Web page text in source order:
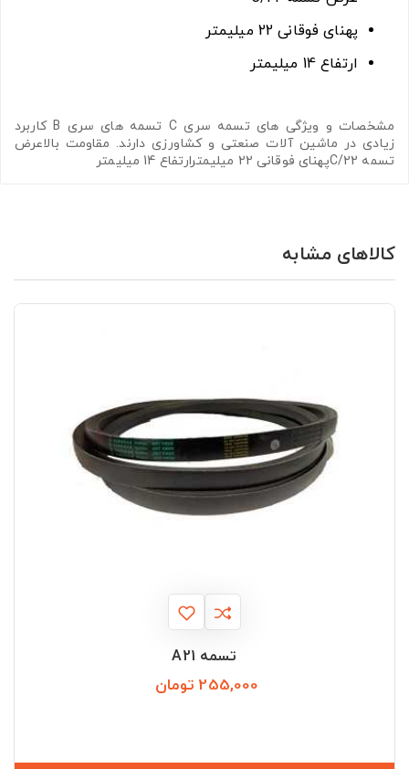
پهنای فوقانی 22 میلیمتر
ارتفاع 14 میلیمتر
مشخصات و ویژگی های تسمه سری C تسمه های سری B کاربرد
زیادی در ماشین آلات صنعتی و کشاورزی دارند. مقاومت بالاعرض
تسمه C/22پهنای فوقانی 22 میلیمترارتفاع 14 میلیمتر
کالاهای مشابه
تسمه A21
255,000 تومان